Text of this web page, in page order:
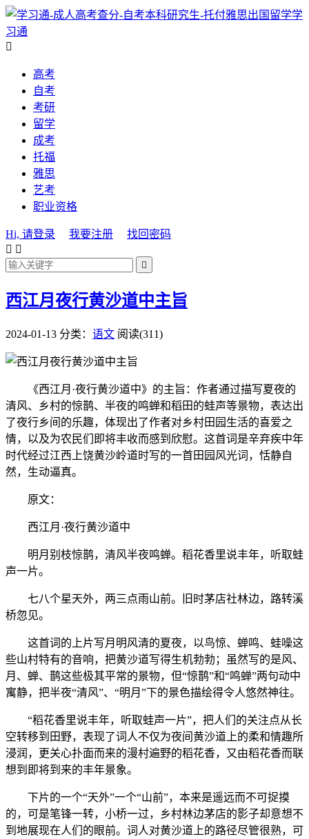
学
习通

高考
自考
考研
留学
成考
托福
雅思
艺考
职业资格
Hi, 请登录 我要注册
找回密码
 

西江月夜行黄沙道中主旨
2024-01-13 分类： 语文 阅读(311)
《西江月·夜行黄沙道中》的主旨：作者通过描写夏夜的
清风、乡村的惊鹊、半夜的鸣蝉和稻田的蛙声等景物，表达出
了夜行乡间的乐趣，体现出了作者对乡村田园生活的喜爱之
情，以及为农民们即将丰收而感到欣慰。这首词是辛弃疾中年
时代经过江西上饶黄沙岭道时写的一首田园风光词，恬静自
然，生动逼真。
原文：
西江月·夜行黄沙道中
明月别枝惊鹊，清风半夜鸣蝉。稻花香里说丰年，听取蛙
声一片。
七八个星天外，两三点雨山前。旧时茅店社林边，路转溪
桥忽见。
这首词的上片写月明风清的夏夜，以鸟惊、蝉鸣、蛙噪这
些山村特有的音响，把黄沙道写得生机勃勃；虽然写的是风、
月、蝉、鹊这些极其平常的景物，但“惊鹊”和“鸣蝉”两句动中
寓静，把半夜“清风”、“明月”下的景色描绘得令人悠然神往。
“稻花香里说丰年，听取蛙声一片”，把人们的关注点从长
空转移到田野，表现了词人不仅为夜间黄沙道上的柔和情趣所
浸润，更关心扑面而来的漫村遍野的稻花香，又由稻花香而联
想到即将到来的丰年景象。
下片的一个“天外”一个“山前”，本来是遥远而不可捉摸
的，可是笔锋一转，小桥一过，乡村林边茅店的影子却意想不
到地展现在人们的眼前。词人对黄沙道上的路径尽管很熟，可